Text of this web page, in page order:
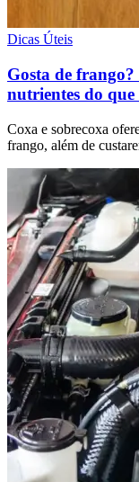
Dicas Úteis
Gosta de
nutrientes do que
Coxa e sobrecoxa
frango, além de